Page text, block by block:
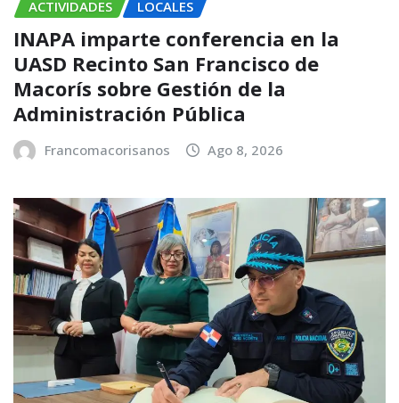
ACTIVIDADES LOCALES
INAPA imparte conferencia en la
UASD Recinto San Francisco de
Macorís sobre Gestión de la
Administración Pública
Francomacorisanos Ago 8, 2026